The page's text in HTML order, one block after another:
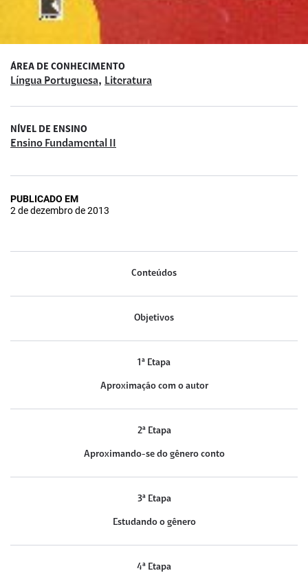
ÁREA DE CONHECIMENTO
Língua Portuguesa, Literatura
NÍVEL DE ENSINO
Ensino Fundamental II
PUBLICADO EM
2 de dezembro de 2013
Conteúdos
Objetivos
1ª Etapa
Aproximação com o autor
2ª Etapa
Aproximando-se do gênero conto
3ª Etapa
Estudando o gênero
4ª Etapa